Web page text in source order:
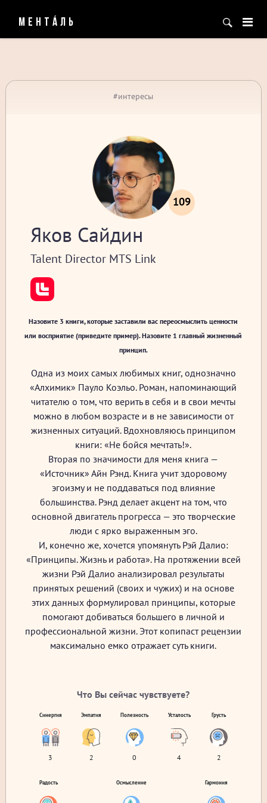
МЕНТÁЛЬ
#интересы
109
Яков Сайдин
Talent Director MTS Link
Назовите 3 книги, которые заставили вас переосмыслить ценности
или восприятие (приведите пример). Назовите 1 главный жизненный
принцип.
Одна из моих самых любимых книг, однозначно
«Алхимик» Пауло Коэльо. Роман, напоминающий
читателю о том, что верить в себя и в свои мечты
можно в любом возрасте и в не зависимости от
жизненных ситуаций. Вдохновляюсь принципом
книги: «Не бойся мечтать!».
Вторая по значимости для меня книга —
«Источник» Айн Рэнд. Книга учит здоровому
эгоизму и не поддаваться под влияние
большинства. Рэнд делает акцент на том, что
основной двигатель прогресса — это творческие
люди с ярко выраженным эго.
И, конечно же, хочется упомянуть Рэй Далио:
«Принципы. Жизнь и работа». На протяжении всей
жизни Рэй Далио анализировал результаты
принятых решений (своих и чужих) и на основе
этих данных формулировал принципы, которые
помогают добиваться большего в личной и
профессиональной жизни. Этот копипаст рецензии
максимально емко отражает суть книги.
Что Вы сейчас чувствуете?
Синергия
3
Эмпатия
2
Полезность
0
Усталость
4
Грусть
2
Радость Осмысление Гармония